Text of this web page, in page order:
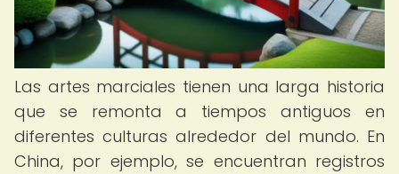
Las artes marciales tienen una larga historia
que se remonta a tiempos antiguos en
diferentes culturas alrededor del mundo. En
China, por ejemplo, se encuentran registros